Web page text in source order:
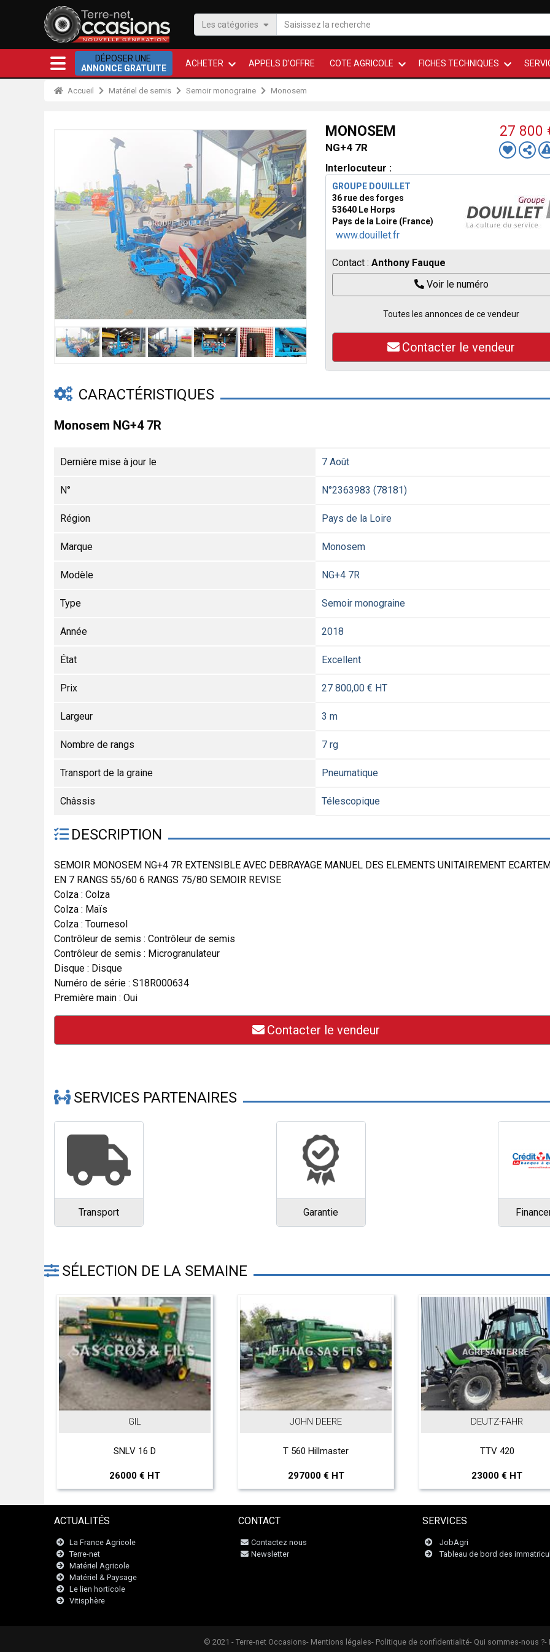
Les catégories
DÉPOSER UNE
ANNONCE GRATUITE
ACHETER APPELS D'OFFRE COTE AGRICOLE FICHES TECHNIQUES
Accueil Matériel de semis Semoir monograine Monosem
MONOSEM
NG+4 7R
27 800
Interlocuteur :
GROUPE DOUILLET
36 rue des forges
53640 Le Horps
Pays de la Loire (France)
www.douillet.fr
Contact : Anthony Fauque
Voir le numéro
Toutes les annonces de ce vendeur
Contacter le vendeur
CARACTÉRISTIQUES
Monosem NG+4 7R
Dernière mise à jour le 7 Août
N° N°2363983 (78181)
Région Pays de la Loire
Marque Monosem
Modèle NG+4 7R
Type Semoir monograine
Année 2018
État Excellent
Prix 27 800,00 € HT
Largeur 3 m
Nombre de rangs 7 rg
Transport de la graine Pneumatique
Châssis Télescopique
DESCRIPTION
SEMOIR MONOSEM NG+4 7R EXTENSIBLE AVEC DEBRAYAGE MANUEL DES ELEMENTS UNITAIREMENT
EN 7 RANGS 55/60 6 RANGS 75/80 SEMOIR REVISE
Colza : Colza
Colza : Maïs
Colza : Tournesol
Contrôleur de semis : Contrôleur de semis
Contrôleur de semis : Microgranulateur
Disque : Disque
Numéro de série : S18R000634
Première main : Oui
Contacter le vendeur
SERVICES PARTENAIRES
Transport Garantie
SÉLECTION DE LA SEMAINE
GIL
SNLV 16 D
26000 € HT
JOHN DEERE
T 560 Hillmaster
297000 € HT
DEUTZ-FAHR
TTV 420
23000 € HT
ACTUALITÉS
La France Agricole
Terre-net
Matériel Agricole
Matériel & Paysage
Le lien horticole
Vitisphère
CONTACT
Contactez nous
Newsletter
SERVICES
JobAgri
Tableau de bord des
© 2021 - Terre-net Occasions- Mentions légales- Politique de confidentialité- Qui sommes-nous ?-